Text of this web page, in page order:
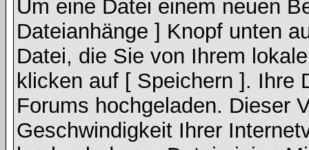
Um eine Datei einem neuen
Dateianhänge ] Knopf unten
Datei, die Sie von Ihrem
klicken auf [ Speichern ]. Ihre
Forums hochgeladen. Dieser
Geschwindigkeit Ihrer